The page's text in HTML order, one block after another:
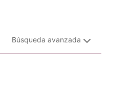
Búsqueda avanzada